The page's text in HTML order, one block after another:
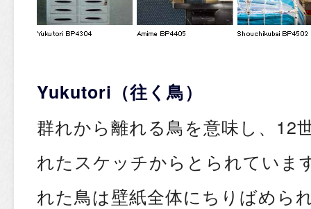
Yukutori（往く鳥）
群れから離れる鳥を意味し、12
れたスケッチからとられていま
れた鳥は壁紙全体にちりばめら